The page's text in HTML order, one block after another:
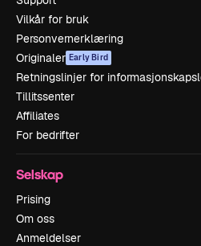
Vilkår for bruk
Personvernerklæring
Originaler Early Bird
Retningslinjer for
Tillitssenter
Affiliates
For bedrifter
Selskap
Prising
Om oss
Anmeldelser